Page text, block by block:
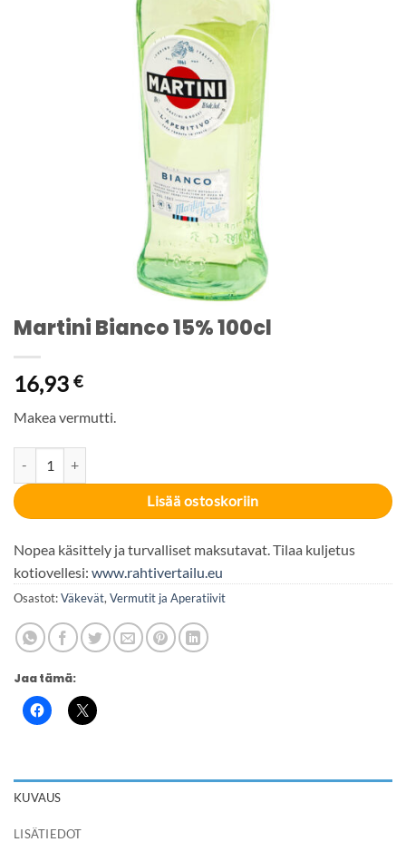
Martini Bianco 15% 100cl
16,93 €
Makea vermutti.
Lisää ostoskoriin
Nopea käsittely ja turvalliset maksutavat. Tilaa kuljetus
kotiovellesi: www.rahtivertailu.eu
Osastot:Väkevät, Vermutit ja Aperatiivit
Jaa tämä:
KUVAUS
LISÄTIEDOT